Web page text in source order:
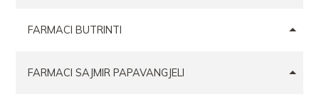
FARMACI BUTRINTI
FARMACI SAJMIR PAPAVANGJELI